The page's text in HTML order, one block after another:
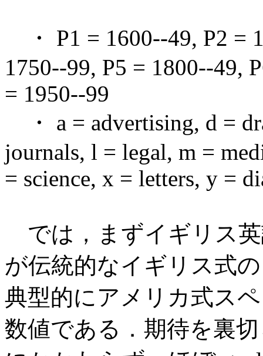
・ P1 = 1600--49, P2 =
1750--99, P5 = 1800--49,
= 1950--99
・ a = advertising, d =
journals, l = legal, m =
= science, x = letters, y =
では，まずイギリス
が伝統的なイギリス式
典型的にアメリカ式ス
数値である．期待を裏